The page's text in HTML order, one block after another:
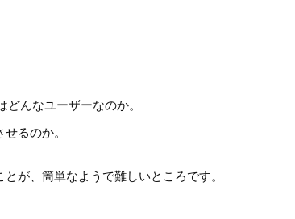
んなユーザーなのか。
るのか。
が、簡単なようで難しいところです。